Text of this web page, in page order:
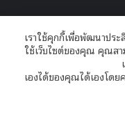
เราใช้คุกกี้เพื่อพัฒนาปร
ใช้เว็บไซต์ของคุณ คุณสา
เองได้ของคุณได้เองโดย